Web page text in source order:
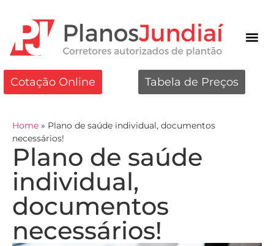
Cotação Online Tabela de Preços
Home » Plano de saúde individual, documentos
necessários!
Plano de saúde
individual,
documentos
necessários!